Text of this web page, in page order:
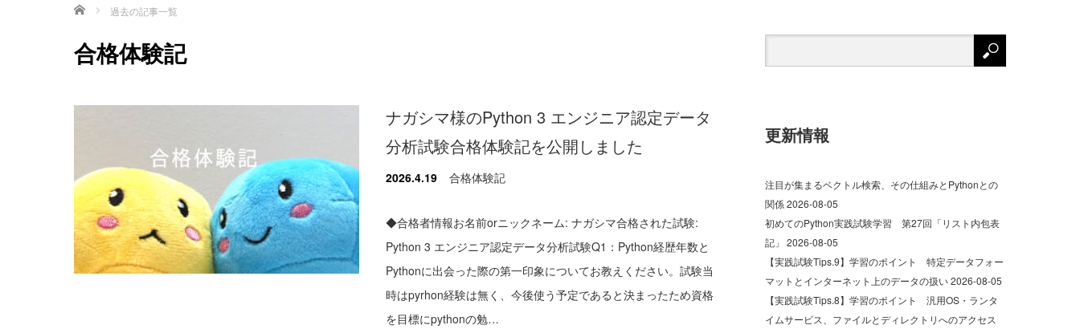
ホーム 過去の記事一覧
合格体験記
ナガシマ様のPython 3 エンジニア認定データ
分析試験合格体験記を公開しました
2026.4.19 合格体験記
◆合格者情報お名前orニックネーム: ナガシマ合格された試験:
Python 3 エンジニア認定データ分析試験Q1：Python経歴年数と
Pythonに出会った際の第一印象についてお教えください。試験当
時はpyrhon経験は無く、今後使う予定であると決まったため資格
を目標にpythonの勉…
更新情報
注目が集まるベクトル検索、その仕組みとPythonとの
関係2026-08-05
初めてのPython実践試験学習 第27回「リスト内包表
記」 2026-08-05
【実践試験Tips.9】学習のポイント 特定データフォー
マットとインターネット上のデータの扱い2026-08-05
【実践試験Tips.8】学習のポイント 汎用OS・ランタ
イムサービス、ファイルとディレクトリへのアクセス